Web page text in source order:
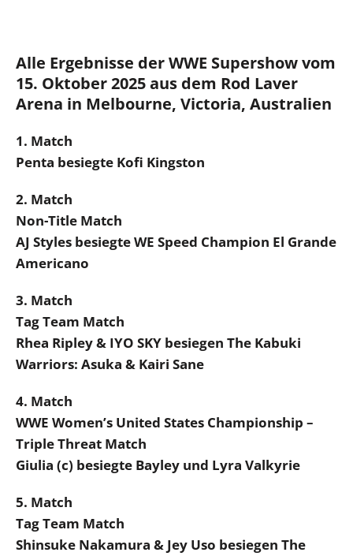
Alle Ergebnisse der WWE Supershow vom
15. Oktober 2025 aus dem Rod Laver
Arena in Melbourne, Victoria, Australien
1. Match
Penta besiegte Kofi Kingston
2. Match
Non-Title Match
AJ Styles besiegte WE Speed Champion El Grande
Americano
3. Match
Tag Team Match
Rhea Ripley & IYO SKY besiegen The Kabuki
Warriors: Asuka & Kairi Sane
4. Match
WWE Women’s United States Championship –
Triple Threat Match
Giulia (c) besiegte Bayley und Lyra Valkyrie
5. Match
Tag Team Match
Shinsuke Nakamura & Jey Uso besiegen The